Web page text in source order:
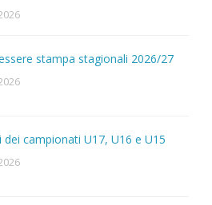
stampa stagionali 2026/27
dei campionati U17, U16 e U15